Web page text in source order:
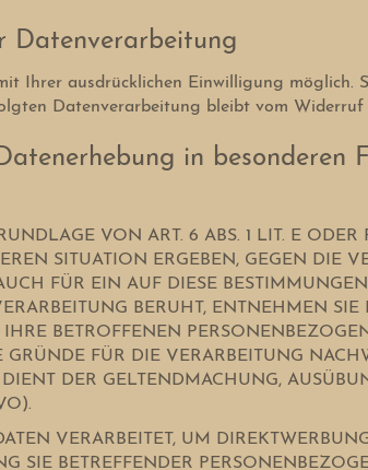
Datenverarbeitung
Ihrer ausdrücklichen Einwilligung möglich.
Datenverarbeitung bleibt vom Widerruf
in besonderen
VON ART. 6 ABS. 1 LIT. E
SITUATION ERGEBEN, GEGEN DIE
FÜR EIN AUF DIESE
BERUHT, ENTNEHMEN
BETROFFENEN
FÜR DIE VERARBEITUNG
DER GELTENDMACHUNG,
VERARBEITET, UM
SIE BETREFFENDER